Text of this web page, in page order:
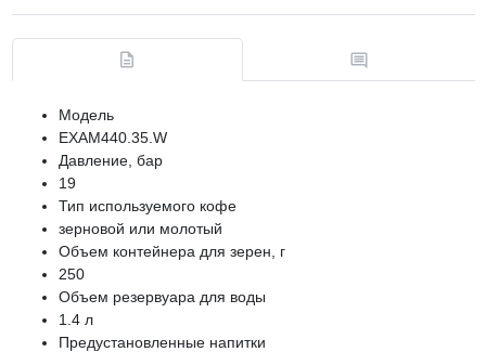
Модель
EXAM440.35.W
Давление, бар
19
Тип используемого кофе
зерновой или молотый
Объем контейнера для зерен, г
250
Объем резервуара для воды
1.4 л
Предустановленные напитки